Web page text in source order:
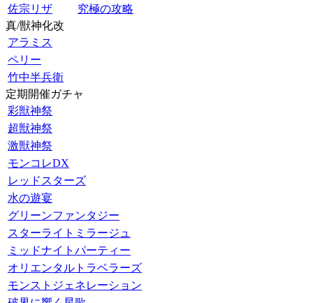
佐宗リザ
究極の攻略
真/獣神化改
アラミス
ペリー
竹中半兵衛
定期開催ガチャ
彩獣神祭
超獣神祭
激獣神祭
モンコレDX
レッドスターズ
水の遊宴
グリーンファンタジー
スターライトミラージュ
ミッドナイトパーティー
オリエンタルトラベラーズ
モンストジェネレーション